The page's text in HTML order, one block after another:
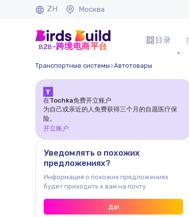
ZH Москва
b2b-跨境电商平台
目录
Транспортные системы Автотовары
Т
在Tochka免费开立账户
为自己或亲近的人免费获得三个月的自愿医疗保
险。
开立账户
Уведомлять о похожих
предложениях?
Информация о похожих предложениях
будет приходить к вам на почту
Да!